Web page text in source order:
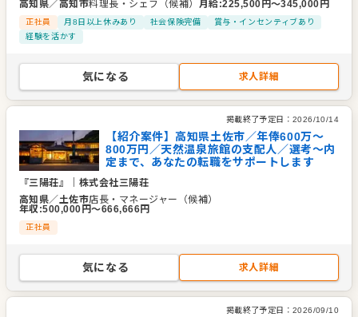
高知県／高知市料理長・シェフ（候補） 月給:225,500 円〜345,000 円
正社員 月8日以上休みあり 社会保険完備
賞与・インセンティブあり
経験を活かす
気になる 求人詳細
掲載終了予定日： 2026/10/14
【紹介案件】高知県土佐市／年俸600万～
800万円／天然温泉旅館の支配人／選考～内
定まで、あなたの転職をサポートします
『三陽荘』
株式会社三陽荘
高知県／土佐市店長・マネージャー（候補）
年収:500,000 円〜666,666円
正社員
気になる 求人詳細
掲載終了予定日： 2026/09/10